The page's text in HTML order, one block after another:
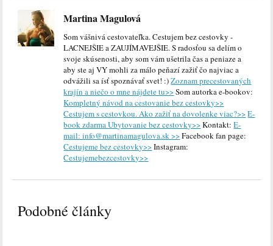
Martina Magulová
Som vášnivá cestovateľka. Cestujem bez cestovky -
LACNEJŠIE a ZAUJÍMAVEJŠIE. S radosťou sa delím o
svoje skúsenosti, aby som vám ušetrila čas a peniaze a
aby ste aj VY mohli za málo peňazí zažiť čo najviac a
odvážili sa ísť spoznávať svet! :)Zoznam precestovaných
krajín a niečo o mne nájdete tu>>Som autorka e-bookov:
Kompletný návod na cestovanie bez cestovky>>
Cestujem s cestovkou. Ako zažiť na dovolenke viac?>>E-
book zdarma Ubytovanie bez cestovky>>Kontakt:E-
mail: info@martinamagulova.sk >>Facebook fan page:
Cestujeme bez cestovky>>Instagram:
Cestujemebezcestovky>>
Podobné články